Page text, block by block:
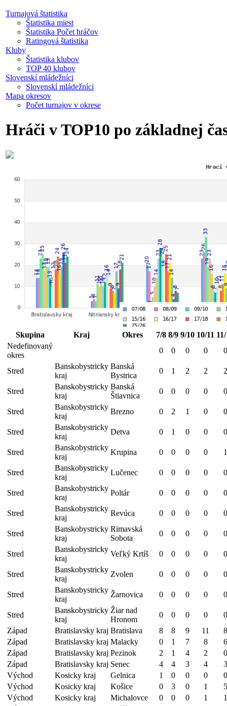
Turnajová štatistika
Štatistika miest
Štatistika Počet hráčov
Ratingová štatistika
Kluby
Štatistika klubov
TOP 40 klubov
Slovenskí mládežníci
Slovenskí mládežníci
Mapa okresov
Počet turnajov v okrese
Hráči v TOP10 po základnej
Skupina Kraj Okres 7/8 8/9 9/10 10/11
Nedefinovaný
okres
0 0 0 0 0
Stred
Banskobystricky
kraj
Banská
Bystrica
0 1 2 2 2
Stred
Banskobystricky
kraj
Banská
Štiavnica
0 0 0 0 0
Stred
Banskobystricky
kraj
Brezno 0 2 1 0 0
Stred
Banskobystricky
kraj
Detva 0 1 0 0 0
Stred
Banskobystricky
kraj
Krupina 0 0 0 0 1
Stred
Banskobystricky
kraj
Lučenec 0 0 0 0 0
Stred
Banskobystricky
kraj
Poltár 0 0 0 0 0
Stred
Banskobystricky
kraj
Revúca 0 0 0 0 0
Stred
Banskobystricky
kraj
Rimavská
Sobota
0 0 0 0 0
Stred
Banskobystricky
kraj
Veľký Krtíš 0 0 0 0 0
Stred
Banskobystricky
kraj
Zvolen 0 0 0 0 0
Stred
Banskobystricky
kraj
Žarnovica 0 0 0 0 0
Stred
Banskobystricky
kraj
Žiar nad
Hronom
0 0 0 0
0
Západ
Bratislavsky kraj Bratislava 8 8 9 11
8
Západ
Bratislavsky kraj Malacky 0 1 7 8
6
Západ
Bratislavsky kraj Pezinok 2 1 4 2
0
Západ
Bratislavsky kraj Senec 4 4 3 4
3
Východ
Kosicky kraj Gelnica 1 0 0 0
0
Východ
Kosicky kraj Košice 0 3 0 1
5
Východ
Kosicky kraj Michalovce 0 0 0 1
1